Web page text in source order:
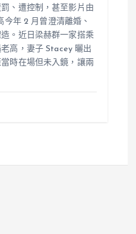
、遭控制，甚至影片由
年 2 月曾澄清離婚、
。近日梁赫群一家搭乘
高，妻子 Stacey 曬出
時在場但未入鏡，讓兩